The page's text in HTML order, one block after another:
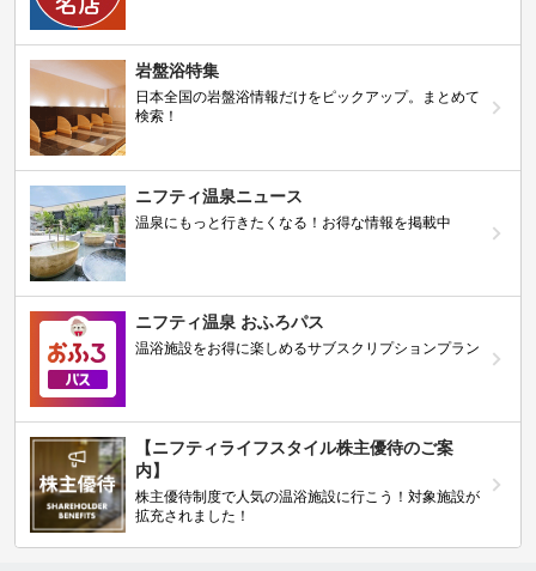
岩盤浴特集
日本全国の岩盤浴情報だけをピックアップ。まとめて
検索！
ニフティ温泉ニュース
温泉にもっと行きたくなる！お得な情報を掲載中
ニフティ温泉 おふろパス
温浴施設をお得に楽しめるサブスクリプションプラン
【ニフティライフスタイル株主優待のご案
内】
株主優待制度で人気の温浴施設に行こう！対象施設が
拡充されました！